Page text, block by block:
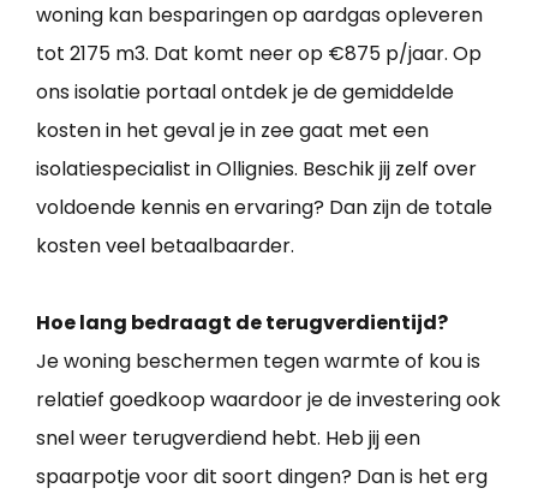
woning kan besparingen op aardgas opleveren
tot 2175 m3. Dat komt neer op €875 p/jaar. Op
ons isolatie portaal ontdek je de gemiddelde
kosten in het geval je in zee gaat met een
isolatiespecialist in Ollignies. Beschik jij zelf over
voldoende kennis en ervaring? Dan zijn de totale
kosten veel betaalbaarder.
Hoe lang bedraagt de terugverdientijd?
Je woning beschermen tegen warmte of kou is
relatief goedkoop waardoor je de investering ook
snel weer terugverdiend hebt. Heb jij een
spaarpotje voor dit soort dingen? Dan is het erg